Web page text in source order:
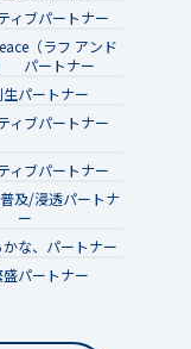
ィブパートナー
（ラフ アンド
パートナー
パートナー
ィブパートナー
ィブパートナー
及/浸透パートナ
ー
な、パートナー
パートナー